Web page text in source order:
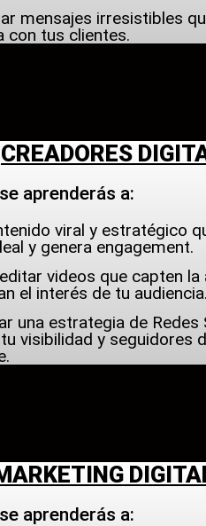
mensajes irresistibles
con tus clientes.
CREADORES
aprenderás a:
viral y estratégico
y genera engagement.
videos que capten la
el interés de tu audiencia.
una estrategia de Redes
visibilidad y seguidores
aprenderás a: